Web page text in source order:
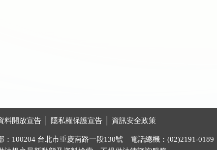
料開放宣告 隱私權保護宣告 資訊安全政策
：100204 台北市重慶南路一段130號 電話總機：(02)2191-0189